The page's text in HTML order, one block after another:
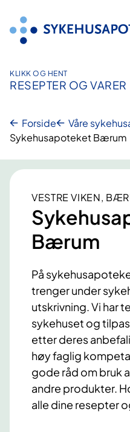
innhold
KLIKK OG HENT
RESEPTER OG VARER
Forside
Våre
Sykehusapoteket Bærum
VESTRE VIKEN,
Bærum
På
trenger under
utskrivning. Vi har
sykehuset og
etter deres
høy faglig
gode råd om bruk
andre produkter.
alle dine resepter